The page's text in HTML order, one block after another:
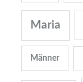
Maria
Männer